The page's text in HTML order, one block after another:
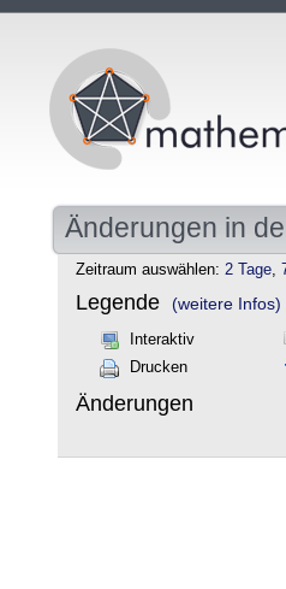
Änderungen in
Zeitraum auswählen: 2 Tage,
Legende (weitere Infos)
Interaktiv
Drucken
Änderungen